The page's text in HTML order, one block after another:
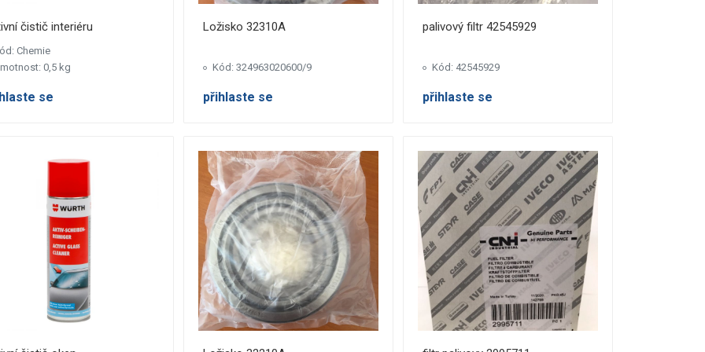
čistič interiéru
Chemie
0,5 kg
se
Ložisko 32310A
Kód: 324963020600/9
přihlaste se
palivový filtr 42545929
Kód: 42545929
přihlaste se